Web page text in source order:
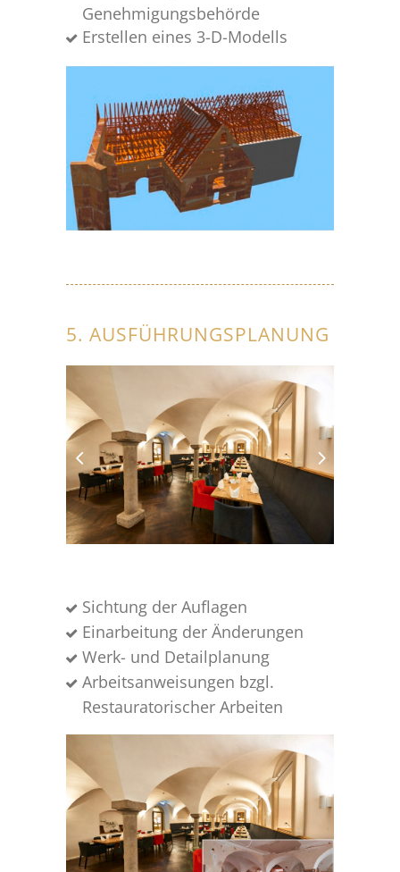
Genehmigungsbehörde
Erstellen eines 3-D-Modells
5. AUSFÜHRUNGSPLANUNG
Sichtung der Auflagen
Einarbeitung der Änderungen
Werk- und Detailplanung
Arbeitsanweisungen bzgl.
Restauratorischer Arbeiten